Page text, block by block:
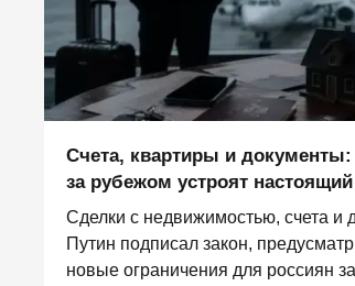
Счета, квартиры и
за рубежом устроят
Сделки с недвижимостью, счета и
Путин подписал закон,
новые ограничения для россиян